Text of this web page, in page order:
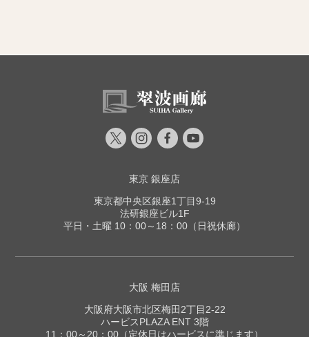
東京 銀座店
東京都中央区銀座1丁目9-19
法研銀座ビル1F
平日・土曜 10：00～18：00（日祝休廊）
大阪 梅田店
大阪府大阪市北区梅田2丁目2-22
ハービスPLAZA ENT 3階
11：00～20：00（定休日はハービスに準じます）